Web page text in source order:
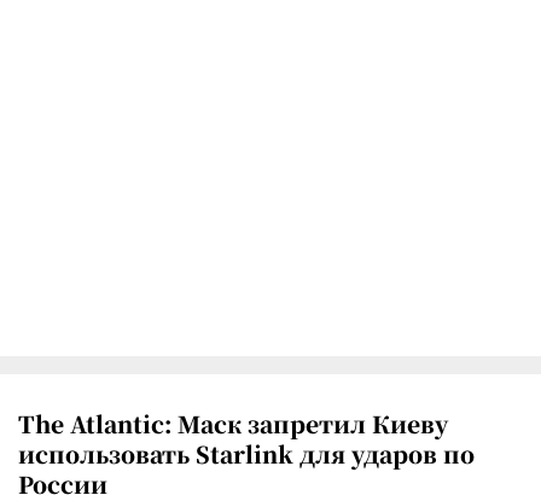
The Atlantic: Маск запретил Киеву
использовать Starlink для ударов по
России